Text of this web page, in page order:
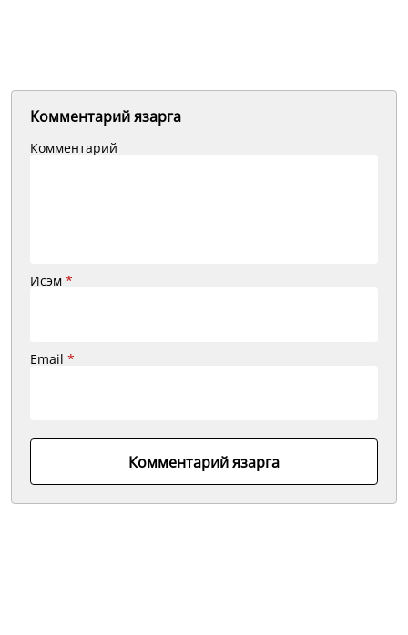
Комментарий язарга
Комментарий
Исэм *
Email *
Комментарий язарга